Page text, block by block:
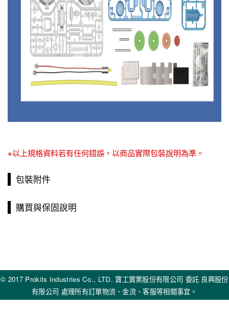
※以上規格資料若有任何錯誤，以商品實際包裝說明為準。
包裝附件
購買與保固說明
© 2017 Prokits Industries Co., LTD. 寶工實業股份有限公司 委託 良興股份
有限公司 處理所有訂單物流、金流、客服等相關事宜。